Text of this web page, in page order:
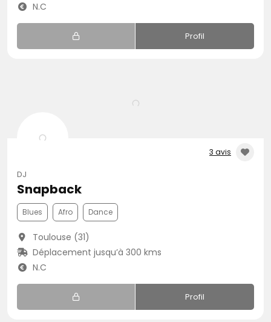
N.C
Profil
3 avis
DJ
Snapback
Blues Afro Dance
Toulouse (31)
Déplacement jusqu’à 300 kms
N.C
Profil